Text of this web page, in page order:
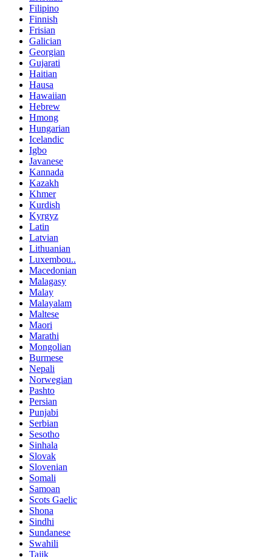
Filipino
Finnish
Frisian
Galician
Georgian
Gujarati
Haitian
Hausa
Hawaiian
Hebrew
Hmong
Hungarian
Icelandic
Igbo
Javanese
Kannada
Kazakh
Khmer
Kurdish
Kyrgyz
Latin
Latvian
Lithuanian
Luxembou..
Macedonian
Malagasy
Malay
Malayalam
Maltese
Maori
Marathi
Mongolian
Burmese
Nepali
Norwegian
Pashto
Persian
Punjabi
Serbian
Sesotho
Sinhala
Slovak
Slovenian
Somali
Samoan
Scots Gaelic
Shona
Sindhi
Sundanese
Swahili
Tajik